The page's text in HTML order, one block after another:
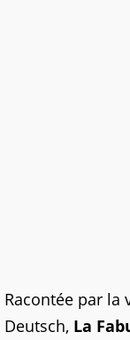
Racontée par la
Deutsch, La